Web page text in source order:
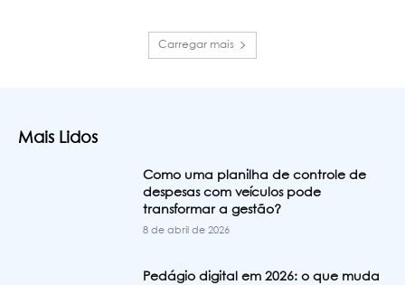
Carregar mais
Mais Lidos
Como uma planilha de controle de
despesas com veículos pode
transformar a gestão?
8 de abril de 2026
Pedágio digital em 2026: o que muda